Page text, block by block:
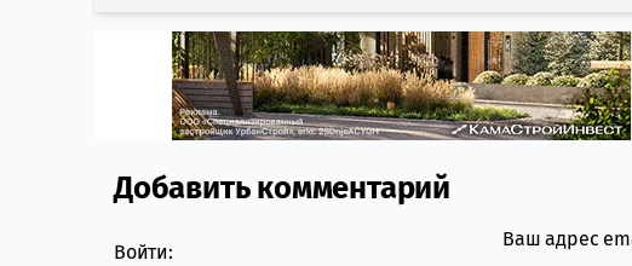
Comment section
Добавить комментарий
Войти:
Ваш адрес